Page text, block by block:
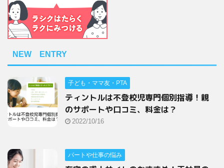
NEW ENTRY
子ども・ママ友・PTA
ティントルは不登校児専門個別指導！親
のサポートや口コミ、料金は？
2022/10/16
パートや仕事の悩み